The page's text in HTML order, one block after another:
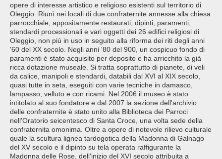
opere di interesse artistico e religioso esistenti sul territorio di
Oleggio. Riunì nei locali di due confraternite annesse alla chiesa
parrocchiale, appositamente restaurati, dipinti, paramenti,
stendardi processionali e vari oggetti dei 26 edifici religiosi di
Oleggio, non più in uso in seguito alla riforma dei riti degli anni
'60 del XX secolo. Negli anni '80 del 900, un cospicuo fondo di
paramenti è stato acquisito per deposito e ha arricchito la già
ricca dotazione museale. Si tratta soprattutto di pianete, di veli
da calice, manipoli e stendardi, databili dal XVI al XIX secolo,
quasi tutte in seta, eseguiti con varie tecniche in damasco,
lampasso, velluto e con ricami. Nel 2006 il museo è stato
intitolato al suo fondatore e dal 2007 la sezione dell'archivio
delle confraternite è stato unito alla Biblioteca dei Parroci
nell'Oratorio seicentesco di Santa Croce, una volta sede della
confraternita omonima. Oltre a opere di notevole rilievo culturale
quale la scultura lignea tardogotica della Madonna di Galnago
del XV secolo e il dipinto su tela operata raffigurante la
Madonna delle Rose, dell'inizio del XVI secolo attribuita a